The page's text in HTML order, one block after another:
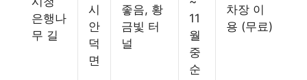
은행나
무 길
시
안
덕
면
좋음, 황
금빛 터
널
11
월
중
순
차장 이
용 (무료)